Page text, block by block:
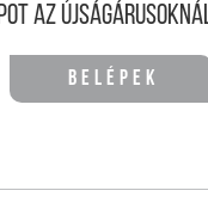
az
Belépek